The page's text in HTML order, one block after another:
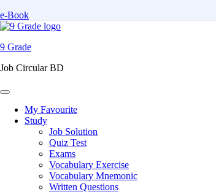
e-Book
Skip
content
Enter)
9 Grade
Job Circular BD
My Favourite
Study
Job Solution
Quiz Test
Exams
Vocabulary Exercise
Vocabulary Mnemonic
Written Questions